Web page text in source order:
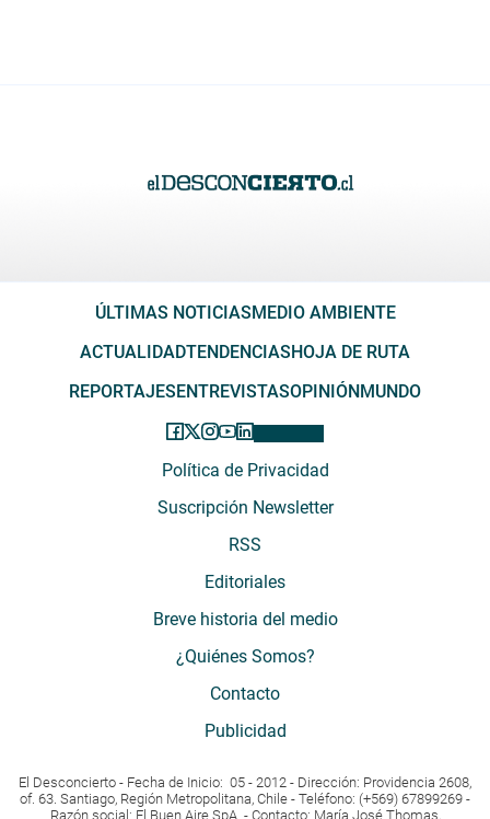
ÚLTIMAS NOTICIAS MEDIO AMBIENTE
ACTUALIDADTENDENCIAS HOJA DE RUTA
REPORTAJES ENTREVISTASOPINIÓN MUNDO
Política de Privacidad
Suscripción Newsletter
RSS
Editoriales
Breve historia del medio
¿Quiénes Somos?
Contacto
Publicidad
El Desconcierto - Fecha de Inicio: 05 - 2012 - Dirección: Providencia 2608,
of. 63. Santiago, Región Metropolitana, Chile - Teléfono: (+569) 67899269 -
Razón social: El Buen Aire SpA. - Contacto: María José Thomas,